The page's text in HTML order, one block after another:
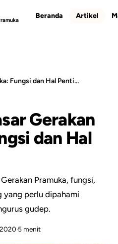
Beranda Artikel
Anggaran Dasar Gerakan Pramuka: Fungsi dan Hal Pentingnya
Gerakan
dan Hal
Pramuka, fungsi,
yang perlu dipahami
gudep.
·5 menit